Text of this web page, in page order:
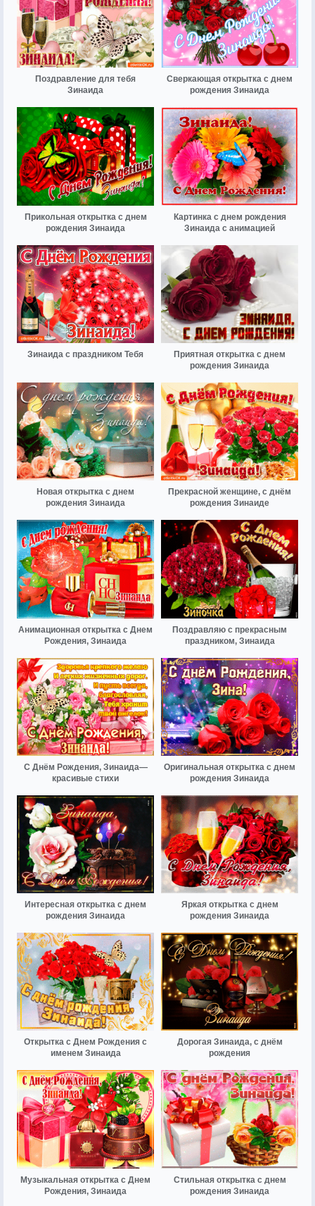
Поздравление для тебя
Зинаида
Сверкающая открытка с днем
рождения Зинаида
Прикольная открытка с днем
рождения Зинаида
Картинка с днем рождения
Зинаида с анимацией
Зинаида с праздником Тебя
Приятная открытка с днем
рождения Зинаида
Новая открытка с днем
рождения Зинаида
Прекрасной женщине, с днём
рождения Зинаиде
Анимационная открытка с Днем
Рождения, Зинаида
Поздравляю с прекрасным
праздником, Зинаида
С Днём Рождения, Зинаида—
красивые стихи
Оригинальная открытка с днем
рождения Зинаида
Интересная открытка с днем
рождения Зинаида
Яркая открытка с днем
рождения Зинаида
Открытка с Днем Рождения с
именем Зинаида
Дорогая Зинаида, с днём
рождения
Музыкальная открытка с Днем
Рождения, Зинаида
Стильная открытка с днем
рождения Зинаида